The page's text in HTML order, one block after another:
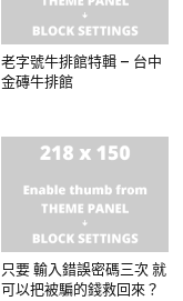
老字號牛排館特輯 – 台中
金磚牛排館
只要 輸入錯誤密碼三次 就
可以把被騙的錢救回來？